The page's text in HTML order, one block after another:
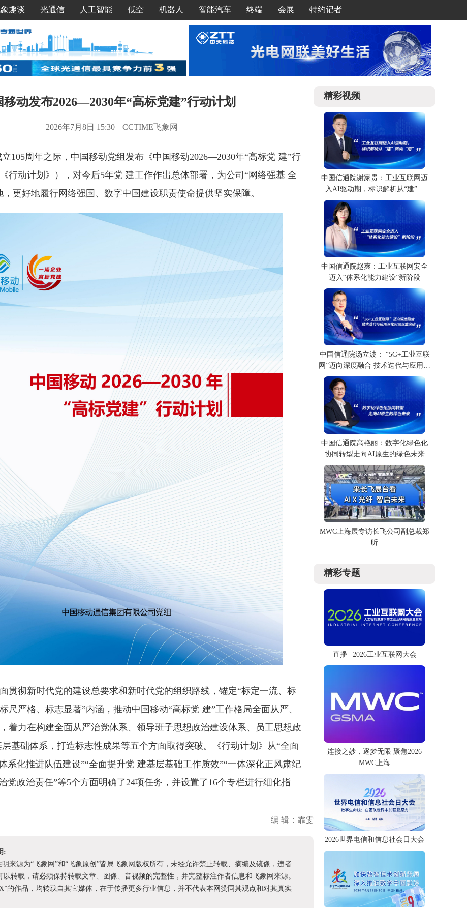
趣谈 光通信 人工智能 低空 机器人 智能汽车 终端 会展 特约记者
移动发布2026—2030年“高标党建”行动计划
2026年7月8日 15:30 CCTIME飞象网
105周年之际，中国移动党组发布《中国移动2026—2030年“高标党 建”行
行动计划》），对今后5年党 建工作作出总体部署，为公司“网络强基 全
更好地履行网络强国、数字中国建设职责使命提供坚实保障。
面贯彻新时代党的建设总要求和新时代党的组织路线，锚定“标定一流、标
尺严格、标志显著”内涵，推动中国移动“高标党 建”工作格局全面从严、
着力在构建全面从严治党体系、领导班子思想政治建设体系、员工思想政
基础体系，打造标志性成果等五个方面取得突破。《行动计划》从“全面
系化推进队伍建设”“全面提升党 建基层基础工作质效”“一体深化正风肃纪
党政治责任”等5个方面明确了24项任务，并设置了16个专栏进行细化指
编 辑：霏雯
:
来源为“飞象网”和“飞象原创”皆属飞象网版权所有，未经允许禁止转载、摘编及镜像，违者
以转载，请必须保持转载文章、图像、音视频的完整性，并完整标注作者信息和飞象网来源。
的作品，均转载自其它媒体，在于传播更多行业信息，并不代表本网赞同其观点和对其真实
精彩视频
中国信通院谢家贵：工业互联网迈
入AI驱动期，标识解析从“建”转
向“用”
中国信通院赵爽：工业互联网安全
迈入“体系化能力建设”新阶段
中国信通院汤立波： “5G+工业互联
网”迈向深度融合 技术迭代与应用深
化实现双重突破
中国信通院高艳丽：数字化绿色化
协同转型走向AI原生的绿色未来
MWC上海展专访长飞公司副总裁郑
昕
精彩专题
直播 | 2026工业互联网大会
连接之妙，逐梦无限 聚焦2026
MWC上海
2026世界电信和信息社会日大会